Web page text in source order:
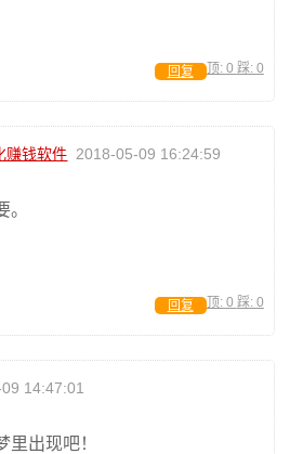
顶: 0 踩: 0
回复
赚钱软件 2018-05-09 16:24:59
。
顶: 0 踩: 0
回复
14:47:01
里出现吧！